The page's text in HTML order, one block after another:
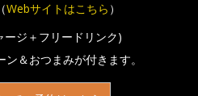
Webサイトはこちら ）
ジ＋フリードリンク)
＆おつまみが付きます。